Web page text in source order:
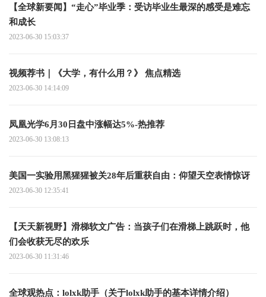
【全球新要闻】“走心”毕业季：受访毕业生最深的感受是难忘
和成长
2023-06-30 15:03:37
视频荐书｜《大学，有什么用？》 焦点精选
2023-06-30 14:14:09
凤凰光学6月30日盘中涨幅达5%-热推荐
2023-06-30 13:08:13
美国一实验用黑猩猩被关28年后重获自由：仰望天空表情惊讶
2023-06-30 12:35:41
【天天新视野】滑梯软文广告：当孩子们在滑梯上跳跃时，他
们会收获无尽的欢乐
2023-06-30 11:31:46
全球观热点：lolxk助手（关于lolxk助手的基本详情介绍）